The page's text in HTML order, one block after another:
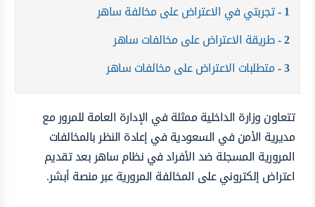
1 تجربتي في الاعتراض على مخالفة ساهر
2 طريقة الاعتراض على مخالفات ساهر
3 متطلبات الاعتراض على مخالفات ساهر
تتعاون وزارة الداخلية ممثلة في الإدارة العامة للمرور مع
مديرية الأمن في السعودية في إعادة النظر بالمخالفات
المرورية المسجلة ضد الأفراد في نظام ساهر بعد تقديم
اعتراض إلكتروني على المخالفة المرورية عبر منصة أبشر.